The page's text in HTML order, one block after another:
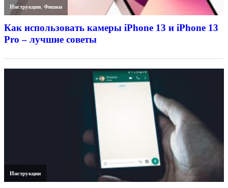
Инструкции,Фишки
Как использовать камеры iPhone 13 и iPhone 13
Pro – лучшие советы
Инструкции